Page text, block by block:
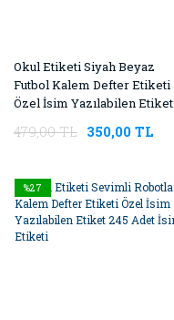
Okul Etiketi Siyah Beyaz
Futbol Kalem Defter Etiketi
Özel İsim Yazılabilen Etiket
479,00 TL 350,00 TL
%27